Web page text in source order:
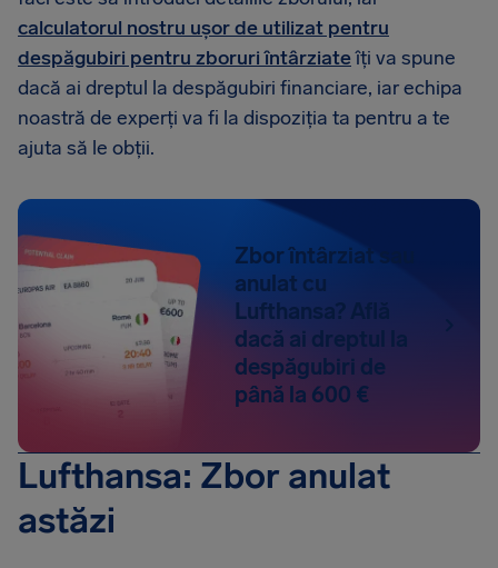
calculatorul nostru ușor de utilizat pentru
despăgubiri pentru zboruri întârziateîți va spune
dacă ai dreptul la despăgubiri financiare, iar echipa
noastră de experți va fi la dispoziția ta pentru a te
ajuta să le obții.
Zbor întârziat sau
anulat cu
Lufthansa? Află
dacă ai dreptul la
despăgubiri de
până la 600 €
Lufthansa: Zbor anulat
astăzi